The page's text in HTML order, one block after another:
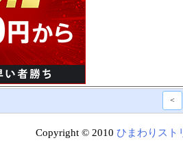
<
Copyright © 2010 ひまわりスト